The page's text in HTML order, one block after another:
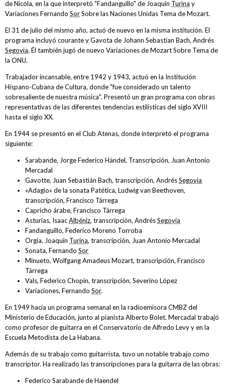
de Nicola, en la que interpretó "Fandanguillo" de Joaquín Turina y
Variaciones Fernando SorSobre las Naciones Unidas Tema de Mozart.
El 31 de julio del mismo año, actuó de nuevo en la misma institución. El
programa incluyó courante y Gavota de Johann Sebastian Bach, Andrés
Segovia. Él también jugó de nuevo Variaciones de Mozart Sobre Tema de
la ONU.
Trabajador incansable, entre 1942 y 1943, actuó en la Institución
Hispano-Cubana de Cultura, donde "fue considerado un talento
sobresaliente de nuestra música". Presentó un gran programa con obras
representativas de las diferentes tendencias estilísticas del siglo XVIII
hasta el siglo XX.
En 1944 se presentó en el Club Atenas, donde interpretó el programa
siguiente:
Sarabande, Jorge Federico Händel, Transcripción, Juan Antonio
Mercadal
Gavotte, Juan Sebastián Bach, transcripción, AndrésSegovia
«Adagio» de la sonata Patética, Ludwig van Beethoven,
transcripción, Francisco Tárrega
Capricho árabe, Francisco Tárrega
Asturias, IsaacAlbéniz, transcripción, AndrésSegovia
Fandanguillo, Federico Moreno Torroba
Orgía, Joaquín Turina, transcripción, Juan Antonio Mercadal
Sonata, Fernando Sor
Minueto, Wolfgang Amadeus Mozart, transcripción, Francisco
Tárrega
Vals, Federico Chopin, transcripción, Severino López
Variaciones, Fernando Sor.
En 1949 hacía un programa semanal en la radioemisora CMBZ del
Ministerio de Educación, junto al pianista Alberto Bolet. Mercadal trabajó
como profesor de guitarra en el Conservatorio de Alfredo Levy y en la
Escuela Metodista de La Habana.
Además de su trabajo como guitarrista, tuvo un notable trabajo como
transcriptor. Ha realizado las transcripciones para la guitarra de las obras:
Federico Sarabande de Haendel